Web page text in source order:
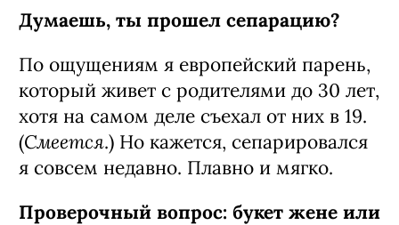
Думаешь, ты прошел сепарацию?
По ощущениям я европейский парень,
который живет с родителями до 30 лет,
хотя на самом деле съехал от них в 19.
(Смеется.) Но кажется, сепарировался
я совсем недавно. Плавно и мягко.
Проверочный вопрос: букет жене или